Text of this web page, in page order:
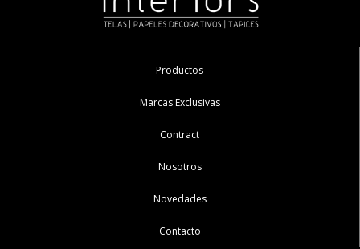
Productos
Marcas Exclusivas
Contract
Nosotros
Novedades
Contacto